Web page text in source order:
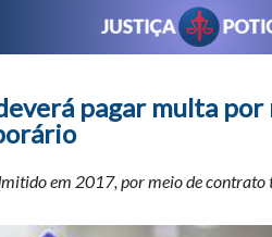
pagar multa
em 2017, por meio de